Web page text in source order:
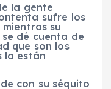
la gente
sufre los
su
dé cuenta de
que son los
la están
con su séquito